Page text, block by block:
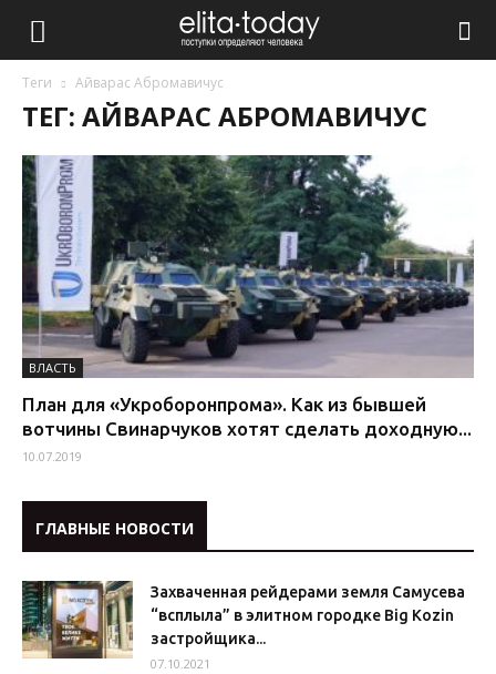
Теги Айварас Абромавичус
ТЕГ: АЙВАРАС АБРОМАВИЧУС
ВЛАСТЬ
План для «Укроборонпрома». Как из бывшей
вотчины Свинарчуков хотят сделать доходную...
10.07.2019
ГЛАВНЫЕ НОВОСТИ
Захваченная рейдерами земля Самусева
“всплыла” в элитном городке Big Kozin
застройщика...
07.10.2021